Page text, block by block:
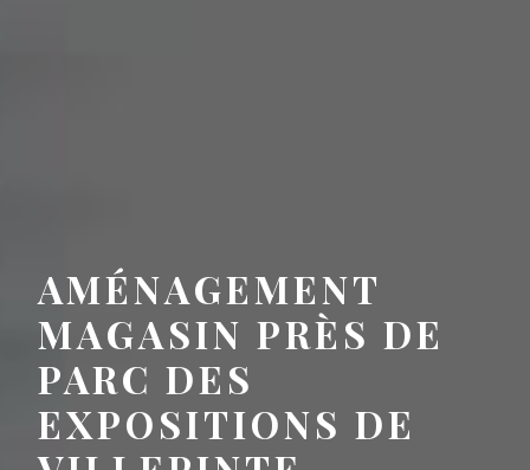
AMÉNAGEMENT
MAGASIN PRÈS DE
PARC DES
EXPOSITIONS DE